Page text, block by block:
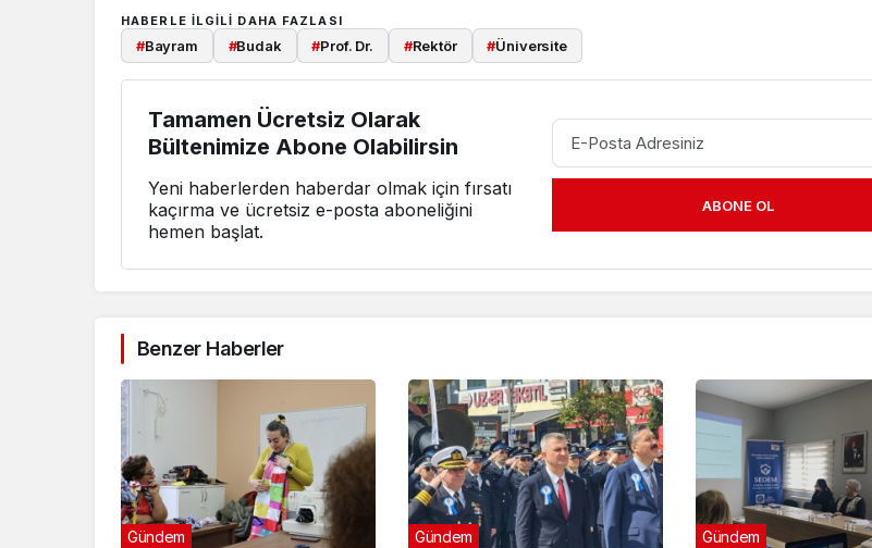
HABERLE ILGILI DAHA FAZLASI
#Bayram #Budak #Prof. Dr. #Rektör #Üniversite
Tamamen Ücretsiz Olarak
Bültenimize Abone Olabilirsin
Yeni haberlerden haberdar olmak için fırsatı
kaçırma ve ücretsiz e-posta aboneliğini
hemen başlat.
ABONE OL
Benzer Haberler
Gündem Gündem Gündem